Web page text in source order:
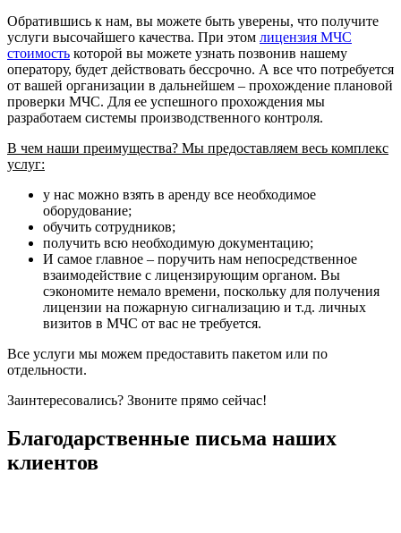
Обратившись к нам, вы можете быть уверены, что получите
услуги высочайшего качества. При этом лицензия МЧС
стоимость которой вы можете узнать позвонив нашему
оператору, будет действовать бессрочно. А все что потребуется
от вашей организации в дальнейшем – прохождение плановой
проверки МЧС. Для ее успешного прохождения мы
разработаем системы производственного контроля.
В чем наши преимущества? Мы предоставляем весь комплекс
услуг:
у нас можно взять в аренду все необходимое
оборудование;
обучить сотрудников;
получить всю необходимую документацию;
И самое главное – поручить нам непосредственное
взаимодействие с лицензирующим органом. Вы
сэкономите немало времени, поскольку для получения
лицензии на пожарную сигнализацию и т.д. личных
визитов в МЧС от вас не требуется.
Все услуги мы можем предоставить пакетом или по
отдельности.
Заинтересовались? Звоните прямо сейчас!
Благодарственные письма наших
клиентов